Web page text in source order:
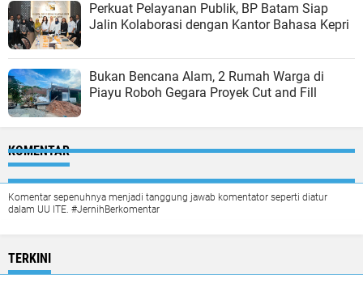
Perkuat Pelayanan Publik, BP Batam Siap
Jalin Kolaborasi dengan Kantor Bahasa Kepri
Bukan Bencana Alam, 2 Rumah Warga di
Piayu Roboh Gegara Proyek Cut and Fill
KOMENTAR
Komentar sepenuhnya menjadi tanggung jawab komentator seperti diatur
dalam UU ITE. #JernihBerkomentar
TERKINI